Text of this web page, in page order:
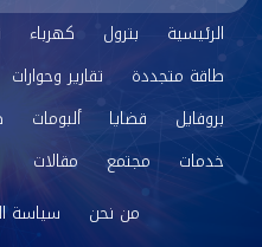
الرئيسية بترول كهرباء
طاقة متجددة
تقارير وحوارات
بروفايل
قضايا ألبومات
خدمات
مجتمع
مقالات
من نحن
سياسة